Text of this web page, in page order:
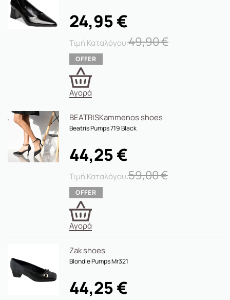
49,90€
24,95€
Αγορά
BEATRISKammenos shoes
Beatris Pumps 719 Black
59,00€
44,25€
Αγορά
Zak shoes
Blondie Pumps Mr321
44,25€